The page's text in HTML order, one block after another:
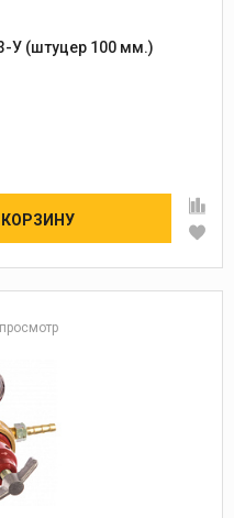
У (штуцер 100 мм.)
КОРЗИНУ